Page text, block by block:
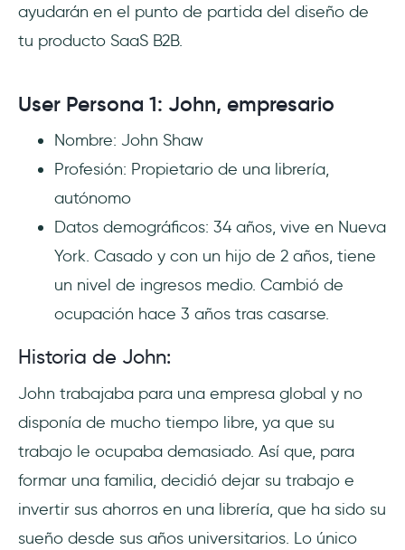
ayudarán en el punto de partida del diseño de
tu producto SaaS B2B.
User Persona 1: John, empresario
Nombre: John Shaw
Profesión: Propietario de una librería,
autónomo
Datos demográficos: 34 años, vive en Nueva
York. Casado y con un hijo de 2 años, tiene
un nivel de ingresos medio. Cambió de
ocupación hace 3 años tras casarse.
Historia de John:
John trabajaba para una empresa global y no
disponía de mucho tiempo libre, ya que su
trabajo le ocupaba demasiado. Así que, para
formar una familia, decidió dejar su trabajo e
invertir sus ahorros en una librería, que ha sido su
sueño desde sus años universitarios. Lo único